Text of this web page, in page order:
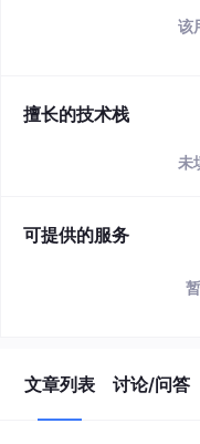
该
擅长的技术栈
未
可提供的服务
文章列表 讨论/问答